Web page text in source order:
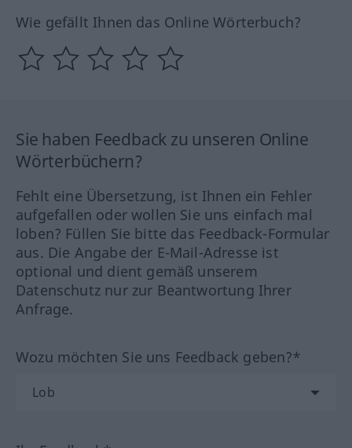
Wie gefällt Ihnen das Online Wörterbuch?
Sie haben Feedback zu unseren Online
Wörterbüchern?
Fehlt eine Übersetzung, ist Ihnen ein Fehler
aufgefallen oder wollen Sie uns einfach mal
loben? Füllen Sie bitte das Feedback-Formular
aus. Die Angabe der E-Mail-Adresse ist
optional und dient gemäß unserem
Datenschutz nur zur Beantwortung Ihrer
Anfrage.
Wozu möchten Sie uns Feedback geben?*